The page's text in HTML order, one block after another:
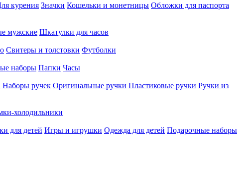
курения Значки Кошельки и монетницы Обложки для паспорта
мужские Шкатулки для часов
Свитеры и толстовки Футболки
наборы Папки Часы
Наборы ручек Оригинальные ручки Пластиковые ручки Ручки из
холодильники
для детей Игры и игрушки Одежда для детей Подарочные наборы